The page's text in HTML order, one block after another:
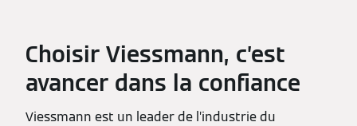
Choisir Viessmann, c’est
avancer dans la confiance
Viessmann est un leader de l’industrie du